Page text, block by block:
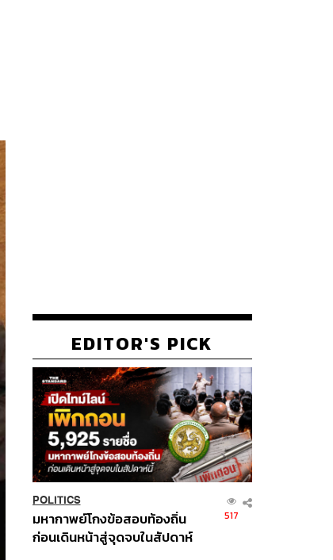
EDITOR'S PICK
POLITICS
มหากาพย์โกงข้อสอบท้องถิ่น
ก่อนเดินหน้าสู่จุดจบในสัปดาห์
517